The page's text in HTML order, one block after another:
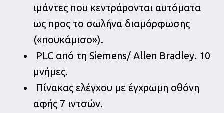
ιμάντες που κεντράρονται αυτόματα
ως προς το σωλήνα διαμόρφωσης
(«πουκάμισο»).
PLC από τη Siemens/ Allen Bradley. 10
μνήμες.
Πίνακας ελέγχου με έγχρωμη οθόνη
αφής 7 ιντσών.